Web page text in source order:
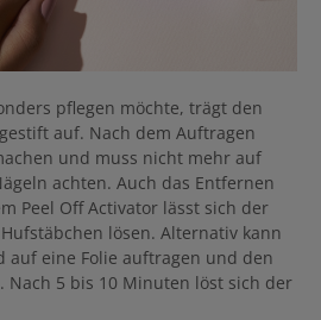
pflegen möchte, trägt den
auf. Nach dem Auftragen
und muss nicht mehr auf
achten. Auch das Entfernen
Peel Off Activator lässt sich der
lösen. Alternativ kann
auf eine Folie auftragen und den
Nach 5 bis 10 Minuten löst sich der